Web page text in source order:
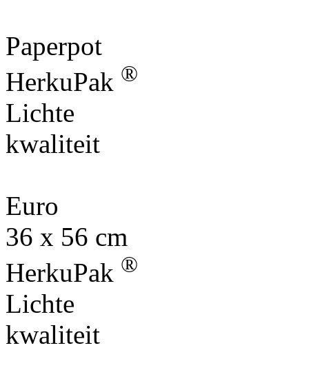
Paperpot
HerkuPak ®
Lichte
kwaliteit
Euro
36 x 56 cm
HerkuPak ®
Lichte
kwaliteit